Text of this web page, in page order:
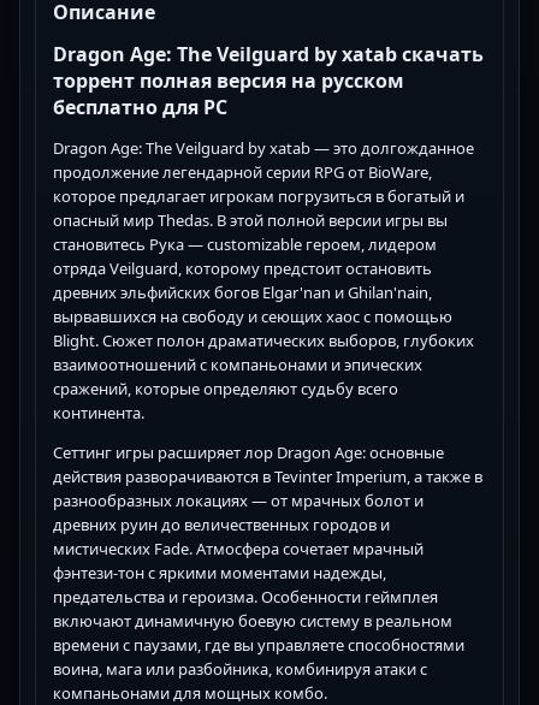
Описание
Dragon Age: The Veilguard by xatab скачать
торрент полная версия на русском
бесплатно для PC
Dragon Age: The Veilguard by xatab — это долгожданное
продолжение легендарной серии RPG от BioWare,
которое предлагает игрокам погрузиться в богатый и
опасный мир Thedas. В этой полной версии игры вы
становитесь Рука — customizable героем, лидером
отряда Veilguard, которому предстоит остановить
древних эльфийских богов Elgar'nan и Ghilan'nain,
вырвавшихся на свободу и сеющих хаос с помощью
Blight. Сюжет полон драматических выборов, глубоких
взаимоотношений с компаньонами и эпических
сражений, которые определяют судьбу всего
континента.
Сеттинг игры расширяет лор Dragon Age: основные
действия разворачиваются в Tevinter Imperium, а также в
разнообразных локациях — от мрачных болот и
древних руин до величественных городов и
мистических Fade. Атмосфера сочетает мрачный
фэнтези-тон с яркими моментами надежды,
предательства и героизма. Особенности геймплея
включают динамичную боевую систему в реальном
времени с паузами, где вы управляете способностями
воина, мага или разбойника, комбинируя атаки с
компаньонами для мощных комбо.